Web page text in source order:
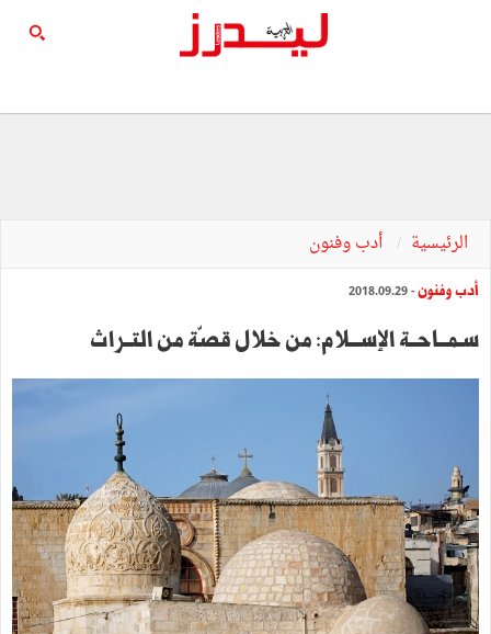
الرئيسية أدب وفنون
أدب وفنون- 2018.09.29
سـمـــاحــة الإســـلام: من خلال قصّة من التــراث